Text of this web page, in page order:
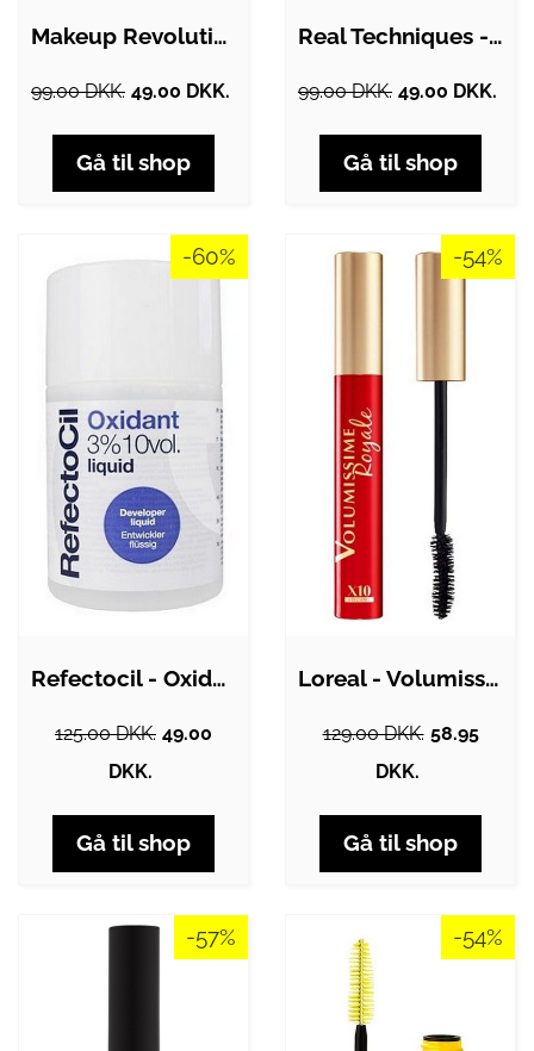
Makeup Revolution - Bright Light…
99.00 DKK. 49.00 DKK.
Gå til shop
Real Techniques - Miracle Blotting…
99.00 DKK. 49.00 DKK.
Gå til shop
-60%
Refectocil - Oxidant Liquid Vol 10
125.00 DKK. 49.00
DKK.
Gå til shop
-54%
Loreal - Volumissime Royale X10 Volumen…
129.00 DKK. 58.95
DKK.
Gå til shop
-57% -54%